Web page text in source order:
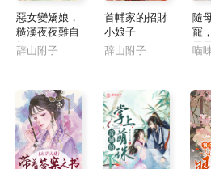
惡女變嬌娘，
糙漢夜夜難自
持
辞山附子
首輔家的招財
小娘子
辞山附子
隨
寵
天
喵